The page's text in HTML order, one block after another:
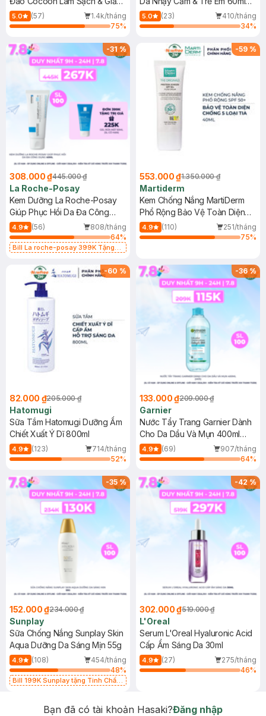
Dầu 500ml
5.0 (57)
1.4k/tháng
75%
(Mới)
5.0 (23)
410/tháng
34%
-31%
308.000 ₫445.000 ₫
La Roche-Posay
Kem Dưỡng La Roche-Posay
Giúp Phục Hồi Da Đa Công
Dụng 40ml
4.9 (56)
808/tháng
64%
Bill La roche-posay 399K Tặng
(SL có hạn)
-59 %
553.000 ₫1.350.000 ₫
Martiderm
Kem Chống Nắng MartiDerm
Phổ Rộng Bảo Vệ Toàn Diện
40ml
4.9 (110)
251/tháng
75%
-60 %
82.000 ₫205.000 ₫
Hatomugi
Sữa Tắm Hatomugi Dưỡng Ẩm
Chiết Xuất Ý Dĩ 800ml
4.9 (123)
714/tháng
52%
-36%
133.000 ₫209.000 ₫
Garnier
Nước Tẩy Trang Garnier Dành
Cho Da Dầu Và Mụn 400ml
(Mới)
4.9 (69)
907/tháng
64%
-35%
152.000 ₫234.000 ₫
Sunplay
Sữa Chống Nắng Sunplay Skin
Aqua Dưỡng Da Sáng Mịn 55g
4.9 (108)
454/tháng
48%
Bill 199K Sunplay tặng Tinh Chất
-42%
302.000 ₫519.000 ₫
L'Oreal
Serum L'Oreal Hyaluronic Acid
Cấp Ẩm Sáng Da 30ml
4.9 (27)
275/tháng
46%
Bạn đã có tài khoản Hasaki?Đăng nhập